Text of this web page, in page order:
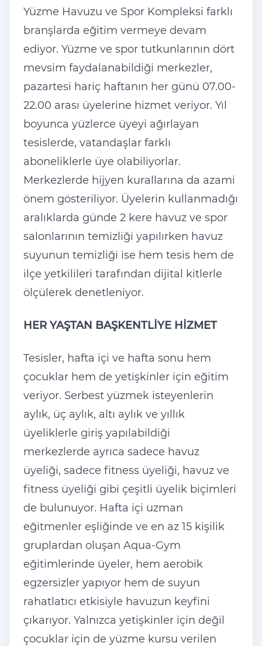
Yüzme Havuzu ve Spor Kompleksi farklı
branşlarda eğitim vermeye devam
ediyor. Yüzme ve spor tutkunlarının dört
mevsim faydalanabildiği merkezler,
pazartesi hariç haftanın her günü 07.00-
22.00 arası üyelerine hizmet veriyor. Yıl
boyunca yüzlerce üyeyi ağırlayan
tesislerde, vatandaşlar farklı
aboneliklerle üye olabiliyorlar.
Merkezlerde hijyen kurallarına da azami
önem gösteriliyor. Üyelerin kullanmadığı
aralıklarda günde 2 kere havuz ve spor
salonlarının temizliği yapılırken havuz
suyunun temizliği ise hem tesis hem de
ilçe yetkilileri tarafından dijital kitlerle
ölçülerek denetleniyor.
HER YAŞTAN BAŞKENTLİYE HİZMET
Tesisler, hafta içi ve hafta sonu hem
çocuklar hem de yetişkinler için eğitim
veriyor. Serbest yüzmek isteyenlerin
aylık, üç aylık, altı aylık ve yıllık
üyeliklerle giriş yapılabildiği
merkezlerde ayrıca sadece havuz
üyeliği, sadece fitness üyeliği, havuz ve
fitness üyeliği gibi çeşitli üyelik biçimleri
de bulunuyor. Hafta içi uzman
eğitmenler eşliğinde ve en az 15 kişilik
gruplardan oluşan Aqua-Gym
eğitimlerinde üyeler, hem aerobik
egzersizler yapıyor hem de suyun
rahatlatıcı etkisiyle havuzun keyfini
çıkarıyor. Yalnızca yetişkinler için değil
çocuklar için de yüzme kursu verilen